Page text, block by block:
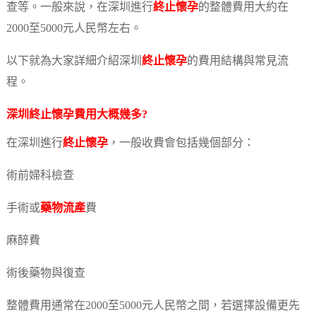
查等。一般來說，在深圳進行終止懷孕的整體費用大約在
2000至5000元人民幣左右。
以下就為大家詳細介紹深圳 終止懷孕的費用結構與常見流
程。
深圳 終止懷孕費用大概幾多?
在深圳進行終止懷孕，一般收費會包括幾個部分：
術前婦科檢查
手術或藥物流產費
麻醉費
術後藥物與復查
整體費用通常在2000至5000元人民幣之間，若選擇設備更先